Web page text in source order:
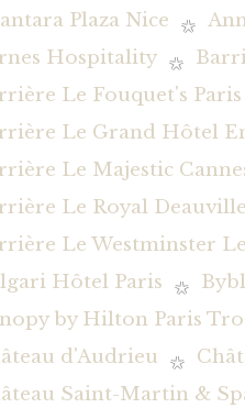
Plaza Nice
Hospitality
Le Fouquet's Paris
Le Grand Hôtel
Le Majestic
Le Royal Deauville
Le Westminster
Hôtel Paris
by Hilton Paris
d'Audrieu
Saint-Martin &